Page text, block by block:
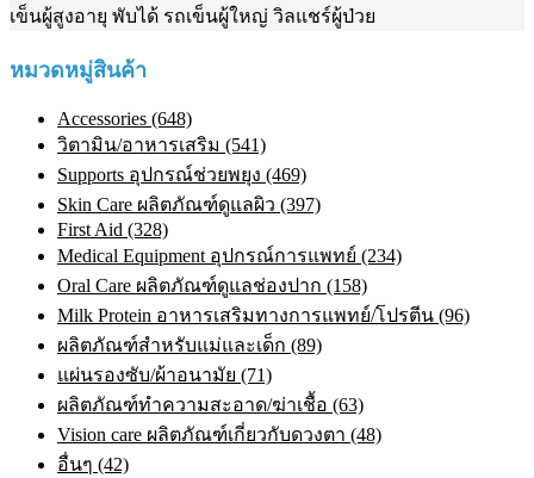
เข็นผู้สูงอายุ พับได้ รถเข็นผู้ใหญ่ วิลแชร์ผู้ป่วย
หมวดหมู่สินค้า
Accessories (648)
วิตามิน/อาหารเสริม (541)
Supports อุปกรณ์ช่วยพยุง (469)
Skin Care ผลิตภัณฑ์ดูแลผิว (397)
First Aid (328)
Medical Equipment อุปกรณ์การแพทย์ (234)
Oral Care ผลิตภัณฑ์ดูแลช่องปาก (158)
Milk Protein อาหารเสริมทางการแพทย์/โปรตีน (96)
ผลิตภัณฑ์สำหรับแม่และเด็ก (89)
แผ่นรองซับ/ผ้าอนามัย (71)
ผลิตภัณฑ์ทําความสะอาด/ฆ่าเชื้อ (63)
Vision care ผลิตภัณฑ์เกี่ยวกับดวงตา (48)
อื่นๆ (42)